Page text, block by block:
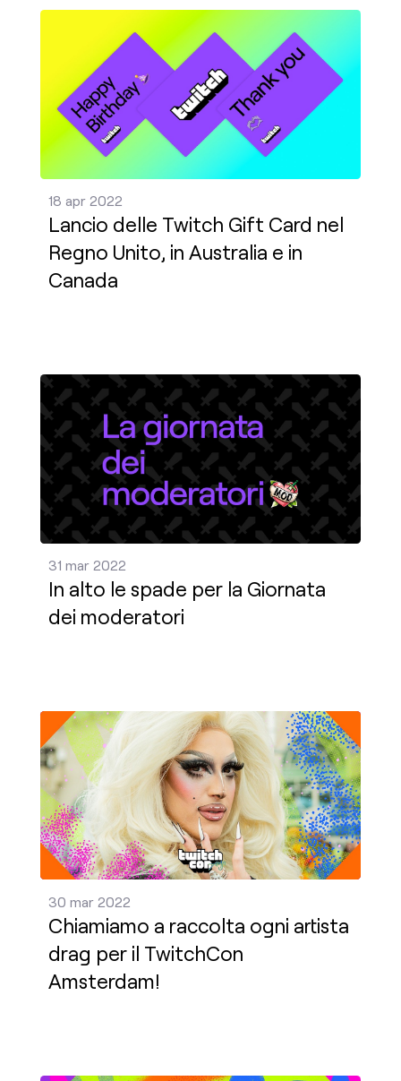
18 apr 2022
Lancio delle Twitch Gift Card nel
Regno Unito, in Australia e in
Canada
Lancio delle Twitch Gift Card nel Regno Unito, in
31 mar 2022
In alto le spade per la Giornata
dei moderatori
In alto le spade per la Giornata dei moderatori
30 mar 2022
Chiamiamo a raccolta ogni artista
drag per il TwitchCon
Amsterdam!
Chiamiamo a raccolta ogni artista drag per il